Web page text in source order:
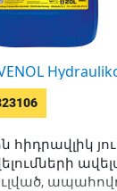
հիդրավլիկ